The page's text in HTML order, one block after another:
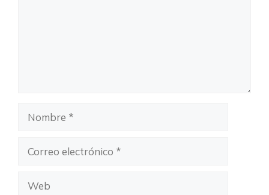
Nombre
electrónico